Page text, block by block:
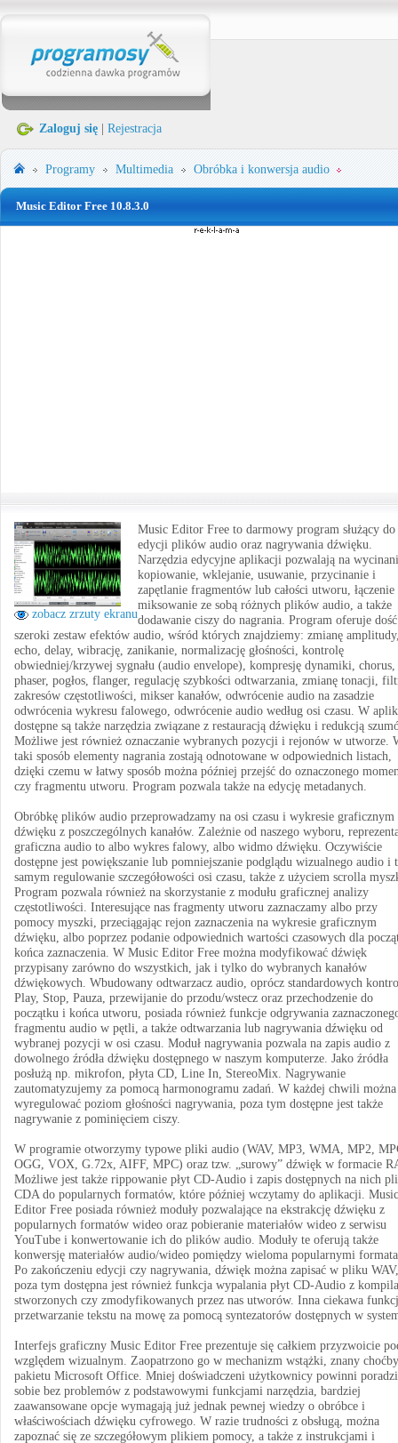
Zaloguj się Rejestracja
Programy Multimedia Obróbka i konwersja audio
Music Editor Free 10.8.3.0
zobacz zrzuty ekranu
Music Editor Free to darmowy program służący do
edycji plików audio oraz nagrywania dźwięku.
Narzędzia edycyjne aplikacji pozwalają na
kopiowanie, wklejanie, usuwanie, przycinanie i
zapętlanie fragmentów lub całości utworu, łączenie
miksowanie ze sobą różnych plików audio, a także
dodawanie ciszy do nagrania. Program oferuje dość
szeroki zestaw efektów audio, wśród których znajdziemy: zmianę
echo, delay, wibrację, zanikanie, normalizację głośności, kontrolę
obwiedniej/krzywej sygnału (audio envelope), kompresję dynamiki, chorus,
phaser, pogłos, flanger, regulację szybkości odtwarzania, zmianę tonacji,
zakresów częstotliwości, mikser kanałów, odwrócenie audio na zasadzie
odwrócenia wykresu falowego, odwrócenie audio według osi czasu. W
dostępne są także narzędzia związane z restauracją dźwięku i redukcją
Możliwe jest również oznaczanie wybranych pozycji i rejonów w utworze.
taki sposób elementy nagrania zostają odnotowane w odpowiednich listach,
dzięki czemu w łatwy sposób można później przejść do oznaczonego
czy fragmentu utworu. Program pozwala także na edycję metadanych.
Obróbkę plików audio przeprowadzamy na osi czasu i wykresie graficznym
dźwięku z poszczególnych kanałów. Zależnie od naszego wyboru,
graficzna audio to albo wykres falowy, albo widmo dźwięku. Oczywiście
dostępne jest powiększanie lub pomniejszanie podglądu wizualnego audio i
samym regulowanie szczegółowości osi czasu, także z użyciem scrolla
Program pozwala również na skorzystanie z modułu graficznej analizy
częstotliwości. Interesujące nas fragmenty utworu zaznaczamy albo przy
pomocy myszki, przeciągając rejon zaznaczenia na wykresie graficznym
dźwięku, albo poprzez podanie odpowiednich wartości czasowych dla
końca zaznaczenia. W Music Editor Free można modyfikować dźwięk
przypisany zarówno do wszystkich, jak i tylko do wybranych kanałów
dźwiękowych. Wbudowany odtwarzacz audio, oprócz standardowych
Play, Stop, Pauza, przewijanie do przodu/wstecz oraz przechodzenie do
początku i końca utworu, posiada również funkcje odgrywania
fragmentu audio w pętli, a także odtwarzania lub nagrywania dźwięku od
wybranej pozycji w osi czasu. Moduł nagrywania pozwala na zapis audio z
dowolnego źródła dźwięku dostępnego w naszym komputerze. Jako źródła
posłużą np. mikrofon, płyta CD, Line In, StereoMix. Nagrywanie
zautomatyzujemy za pomocą harmonogramu zadań. W każdej chwili można
wyregulować poziom głośności nagrywania, poza tym dostępne jest także
nagrywanie z pominięciem ciszy.
W programie otworzymy typowe pliki audio (WAV, MP3, WMA, MP2,
OGG, VOX, G.72x, AIFF, MPC) oraz tzw. „surowy” dźwięk w formacie
Możliwe jest także rippowanie płyt CD-Audio i zapis dostępnych na nich
CDA do popularnych formatów, które później wczytamy do aplikacji. Music
Editor Free posiada również moduły pozwalające na ekstrakcję dźwięku z
popularnych formatów wideo oraz pobieranie materiałów wideo z serwisu
YouTube i konwertowanie ich do plików audio. Moduły te oferują także
konwersję materiałów audio/wideo pomiędzy wieloma popularnymi
Po zakończeniu edycji czy nagrywania, dźwięk można zapisać w pliku WAV,
poza tym dostępna jest również funkcja wypalania płyt CD-Audio z
stworzonych czy zmodyfikowanych przez nas utworów. Inna ciekawa
przetwarzanie tekstu na mowę za pomocą syntezatorów dostępnych w
Interfejs graficzny Music Editor Free prezentuje się całkiem przyzwoicie
względem wizualnym. Zaopatrzono go w mechanizm wstążki, znany
pakietu Microsoft Office. Mniej doświadczeni użytkownicy powinni
sobie bez problemów z podstawowymi funkcjami narzędzia, bardziej
zaawansowane opcje wymagają już jednak pewnej wiedzy o obróbce i
właściwościach dźwięku cyfrowego. W razie trudności z obsługą, można
zapoznać się ze szczegółowym plikiem pomocy, a także z instrukcjami i